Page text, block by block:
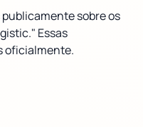
sobre os
Essas
oficialmente.